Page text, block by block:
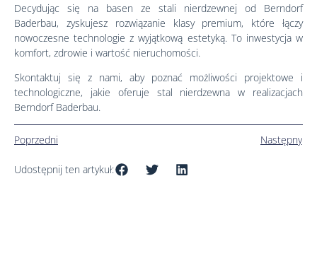
Decydując się na basen ze stali nierdzewnej od Berndorf
Baderbau, zyskujesz rozwiązanie klasy premium, które łączy
nowoczesne technologie z wyjątkową estetyką. To inwestycja w
komfort, zdrowie i wartość nieruchomości.
Skontaktuj się z nami, aby poznać możliwości projektowe i
technologiczne, jakie oferuje stal nierdzewna w realizacjach
Berndorf Baderbau.
Poprzedni Następny
Udostępnij ten artykuł: